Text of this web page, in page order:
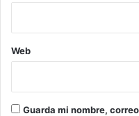
Web
Guarda mi nombre,